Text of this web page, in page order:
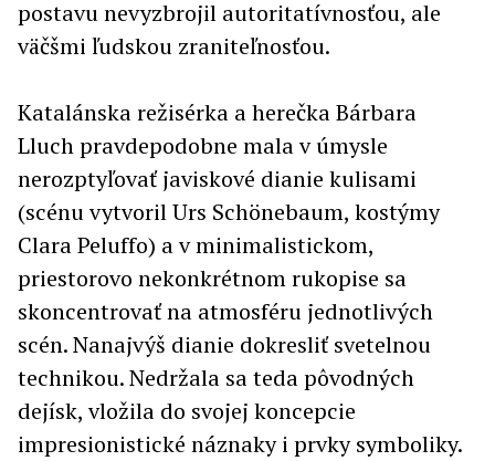
postavu nevyzbrojil autoritatívnosťou, ale
väčšmi ľudskou zraniteľnosťou.
Katalánska režisérka a herečka Bárbara
Lluch pravdepodobne mala v úmysle
nerozptyľovať javiskové dianie kulisami
(scénu vytvoril Urs Schönebaum, kostýmy
Clara Peluffo) a v minimalistickom,
priestorovo nekonkrétnom rukopise sa
skoncentrovať na atmosféru jednotlivých
scén. Nanajvýš dianie dokresliť svetelnou
technikou. Nedržala sa teda pôvodných
dejísk, vložila do svojej koncepcie
impresionistické náznaky i prvky symboliky.